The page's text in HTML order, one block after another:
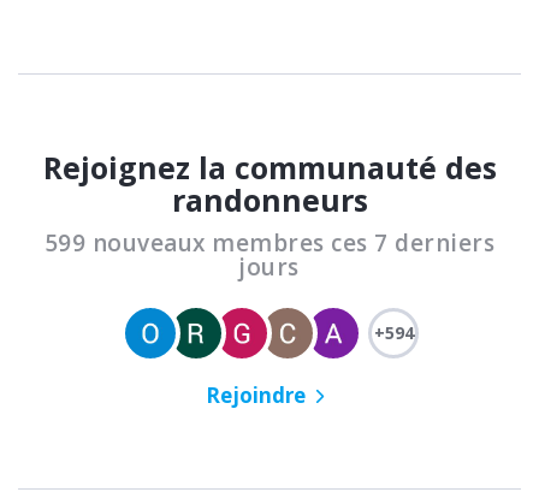
Rejoignez la communauté des
randonneurs
599 nouveaux membres ces 7 derniers
jours
+594
Rejoindre